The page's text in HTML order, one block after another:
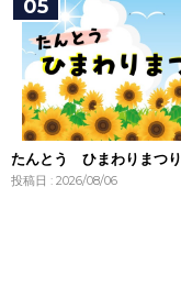
たんとう ひまわりまつり
投稿日 : 2026/08/06